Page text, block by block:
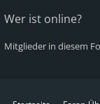
Wer ist online?
Mitglieder in diesem